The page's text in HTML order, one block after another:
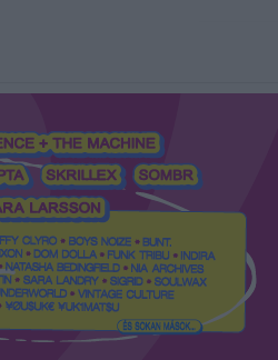
SÜTI